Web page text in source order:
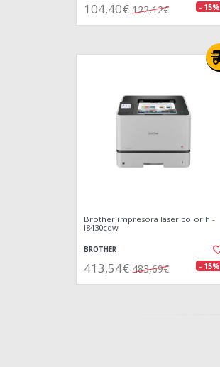
104,40€ 122,12€ - 15%
Brother impresora laser color hl-
l8430cdw
BROTHER
413,54€ 483,69€ - 15%